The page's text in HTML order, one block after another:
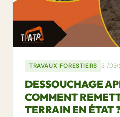
TRAVAUX FORESTIERS 31/
DESSOUCHAGE
COMMENT
TERRAIN EN ÉTAT